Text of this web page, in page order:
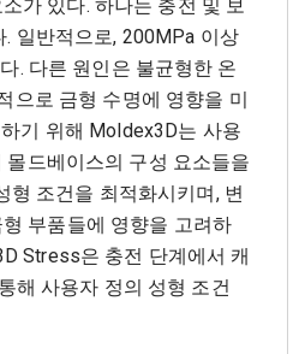
가 있다. 하나는 충전 및 보
일반적으로, 200MPa 이상
. 다른 원인은 불균형한 온
으로 금형 수명에 영향을 미
기 위해 Moldex3D는 사용
드베이스의 구성 요소들을
형 조건을 최적화시키며, 변
부품들에 영향을 고려하
Stress은 충전 단계에서 캐
해 사용자 정의 성형 조건